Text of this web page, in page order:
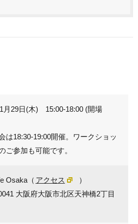
月29日(木) 15:00-18:00 (開場
は18:30-19:00開催。ワークショッ
ご参加も可能です。
Osaka（ アクセス
）
大阪府大阪市北区天神橋2丁目